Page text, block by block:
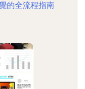
的全流程指南